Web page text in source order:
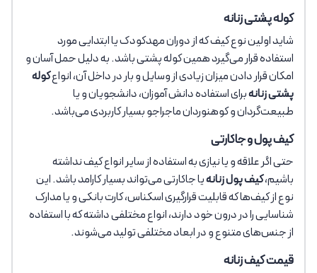
کوله پشتی زنانه
شاید اولین نوع کیف که از دوران مهدکودک یا ابتدایی مورد
استفاده قرار می‌گیرد همین کوله پشتی باشد. به دلیل حمل آسان و
امکان قرار دادن میزان زیادی از وسایل و بار در داخل آن، انواعکوله
پشتی زنانهبرای استفاده دانش آموزان، دانشجویان و یا
طبیعت‌گردان و کوهنوردان ماجراجو بسیار کاربردی می‌باشد.
کیف پول و جاکارتی
حتی اگر علاقه و یا نیازی به استفاده از سایر انواع کیف نداشته
باشیم،کیف پول زنانهیا جاکارتی می‌تواند بسیار کارامد باشد. این
نوع از کیف‌ها که قابلیت قرارگیری اسکناس، کارت بانکی و یا مدارک
شناسایی را در درون خود دارند، انواع مختلفی داشته که با استفاده
از جنس‌های متنوع و در ابعاد مختلفی تولید می‌شوند.
قیمت کیف زنانه